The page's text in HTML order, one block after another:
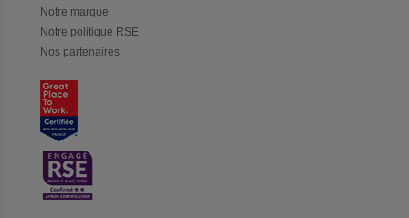
Notre marque
Notre politique RSE
Nos partenaires